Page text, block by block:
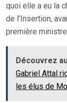
quoi elle a eu la
de l’Insertion,
première
Découvrez
Gabriel Attal
les élus de